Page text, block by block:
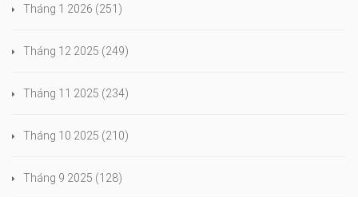
Tháng 1 2026 (251)
Tháng 12 2025 (249)
Tháng 11 2025 (234)
Tháng 10 2025 (210)
Tháng 9 2025 (128)